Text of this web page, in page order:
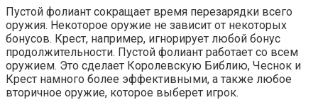
Пустой фолиант сокращает время перезарядки всего
оружия. Некоторое оружие не зависит от некоторых
бонусов. Крест, например, игнорирует любой бонус
продолжительности. Пустой фолиант работает со всем
оружием. Это сделает Королевскую Библию, Чеснок и
Крест намного более эффективными, а также любое
вторичное оружие, которое выберет игрок.